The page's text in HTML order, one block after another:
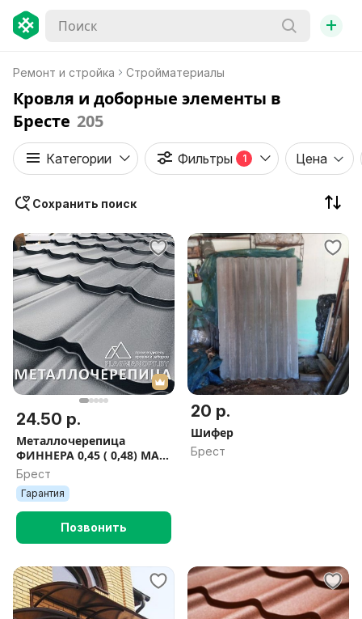
+
Ремонт и стройка Стройматериалы
Кровля и доборные элементы в
Бресте 205
Категории Фильтры 1 Цена
Сохранить поиск
24.50 р.
Металлочерепица
ФИННЕРА 0,45 ( 0,48) МАТ
( металлическая
черепица )
Брест
Гарантия
Позвонить
20 р.
Шифер
Брест